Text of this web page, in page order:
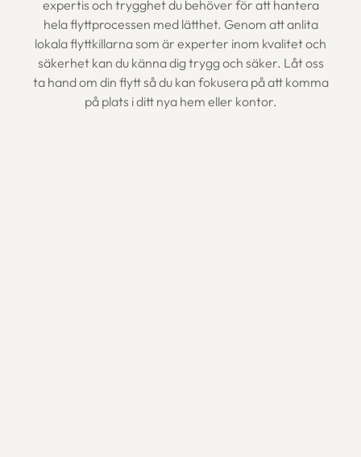
expertis och trygghet du behöver för att hantera
hela flyttprocessen med lätthet. Genom att anlita
lokala flyttkillarna som är experter inom kvalitet och
säkerhet kan du känna dig trygg och säker. Låt oss
ta hand om din flytt så du kan fokusera på att komma
på plats i ditt nya hem eller kontor.